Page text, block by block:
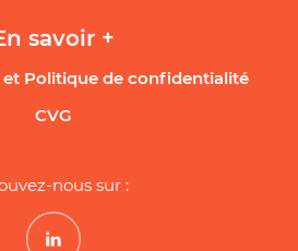
savoir +
et Politique de confidentialité
CVG
nous sur :